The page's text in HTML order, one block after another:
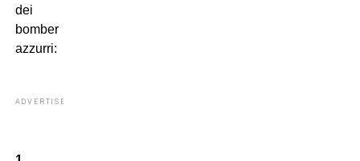
dei
bomber
azzurri:
ADVERTISEMENT